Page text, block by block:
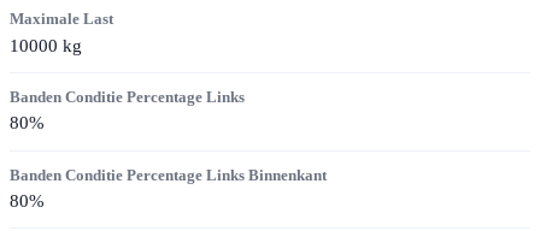
Maximale Last
10000 kg
Banden Conditie Percentage Links
80%
Banden Conditie Percentage Links Binnenkant
80%